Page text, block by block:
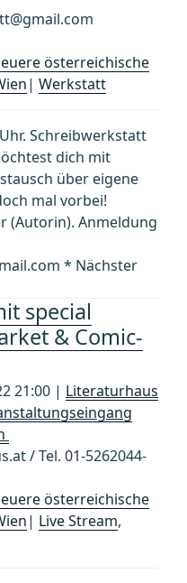
österreichische
| Werkstatt
Schreibwerkstatt
dich mit
über eigene
mal vorbei!
(Autorin). Anmeldung
* Nächster
special
& Comic-
21:00 | Literaturhaus
/ Tel. 01-5262044-
österreichische
| Live Stream,